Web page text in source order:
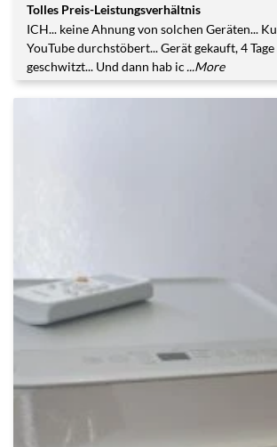
Bewertet
mit
von
5
Tolles Preis-Leistungsverhältnis
ICH... keine Ahnung von solchen Geräten...
YouTube durchstöbert... Gerät gekauft, 4
geschwitzt... Und dann hab ic ...More